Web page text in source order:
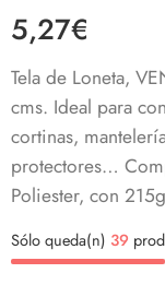
5.00 de 5 en
base a
un cliente
5,27€
Tela de Loneta,
cms. Ideal para
cortinas,
protectores…
Poliester, con
Sólo queda(n) 39